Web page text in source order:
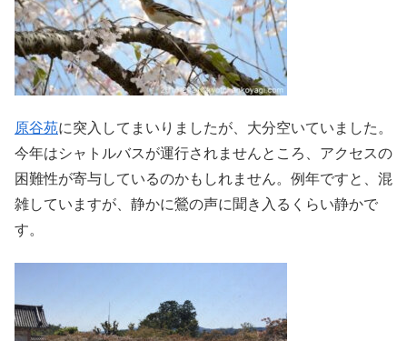
原谷苑に突入してまいりましたが、大分空いていました。
今年はシャトルバスが運行されませんところ、アクセスの
困難性が寄与しているのかもしれません。例年ですと、混
雑していますが、静かに鶯の声に聞き入るくらい静かで
す。